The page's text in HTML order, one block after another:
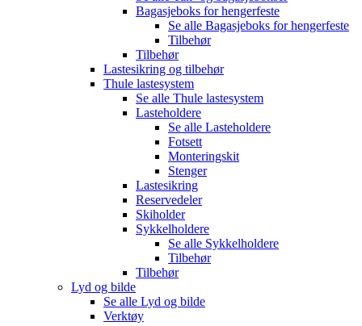
Bagasjeboks for hengerfeste
Se alle Bagasjeboks for hengerfeste
Tilbehør
Tilbehør
Lastesikring og tilbehør
Thule lastesystem
Se alle Thule lastesystem
Lasteholdere
Se alle Lasteholdere
Fotsett
Monteringskit
Stenger
Lastesikring
Reservedeler
Skiholder
Sykkelholdere
Se alle Sykkelholdere
Tilbehør
Tilbehør
Lyd og bilde
Se alle Lyd og bilde
Verktøy